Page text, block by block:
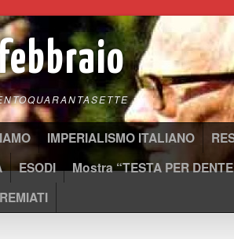
IMPERIALISMO ITALIANO
ESODI
Mostra “TESTA PER